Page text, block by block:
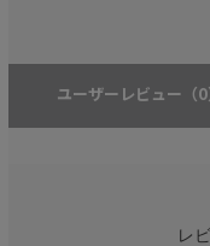
ユーザーレビュー （0
レ